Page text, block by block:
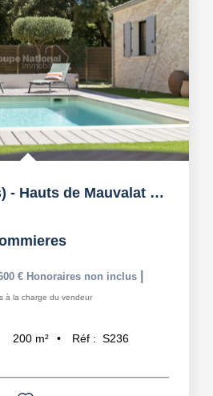
Maison 5 pièce(s) - Hauts de Mauvalat avec dépendance
€ Honoraires non inclus
à la charge du vendeur
200 m² Réf : S236